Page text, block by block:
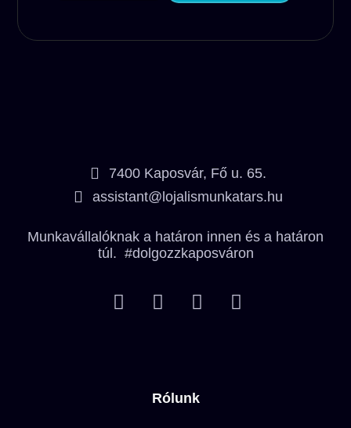
7400 Kaposvár, Fő u. 65.
assistant@lojalismunkatars.hu
Munkavállalóknak a határon innen és a határon
túl. #dolgozzkaposváron
Rólunk